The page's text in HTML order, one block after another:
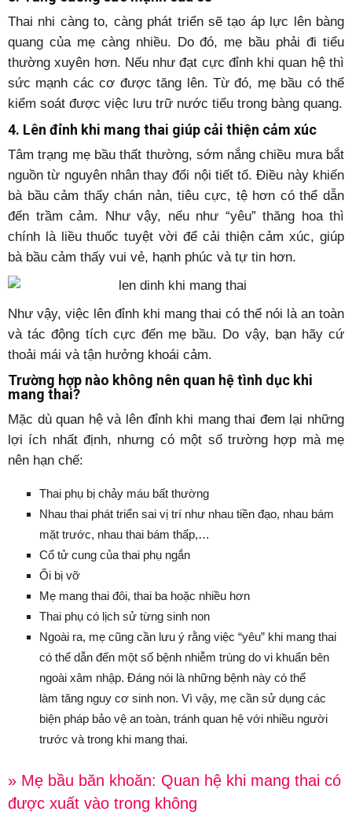
Thai nhi càng to, càng phát triển sẽ tạo áp lực lên bàng
quang của mẹ càng nhiều. Do đó, mẹ bầu phải đi tiểu
thường xuyên hơn. Nếu như đạt cực đỉnh khi quan hệ thì
sức mạnh các cơ được tăng lên. Từ đó, mẹ bầu có thể
kiểm soát được việc lưu trữ nước tiểu trong bàng quang.
4. Lên đỉnh khi mang thai giúp cải thiện cảm xúc
Tâm trạng mẹ bầu thất thường, sớm nắng chiều mưa bắt
nguồn từ nguyên nhân thay đổi nội tiết tố. Điều này khiến
bà bầu cảm thấy chán nản, tiêu cực, tệ hơn có thể dẫn
đến trầm cảm. Như vậy, nếu như “yêu” thăng hoa thì
chính là liều thuốc tuyệt vời để cải thiện cảm xúc, giúp
bà bầu cảm thấy vui vẻ, hạnh phúc và tự tin hơn.
Như vậy, việc lên đỉnh khi mang thai có thể nói là an toàn
và tác động tích cực đến mẹ bầu. Do vậy, bạn hãy cứ
thoải mái và tận hưởng khoái cảm.
Trường hợp nào không nên quan hệ tình dục khi
mang thai?
Mặc dù quan hệ và lên đỉnh khi mang thai đem lại những
lợi ích nhất định, nhưng có một số trường hợp mà mẹ
nên hạn chế:
Thai phụ bị chảy máu bất thường
Nhau thai phát triển sai vị trí như nhau tiền đạo, nhau bám
mặt trước, nhau thai bám thấp,…
Cổ tử cung của thai phụ ngắn
Ối bị vỡ
Mẹ mang thai đôi, thai ba hoặc nhiều hơn
Thai phụ có lịch sử từng sinh non
Ngoài ra, mẹ cũng cần lưu ý rằng việc “yêu” khi mang thai
có thể dẫn đến một số bệnh nhiễm trùng do vi khuẩn bên
ngoài xâm nhập. Đáng nói là những bệnh này có thể
làm tăng nguy cơ sinh non. Vì vậy, mẹ cần sử dụng các
biện pháp bảo vệ an toàn, tránh quan hệ với nhiều người
trước và trong khi mang thai.
» Mẹ bầu băn khoăn: Quan hệ khi mang thai có
được xuất vào trong không